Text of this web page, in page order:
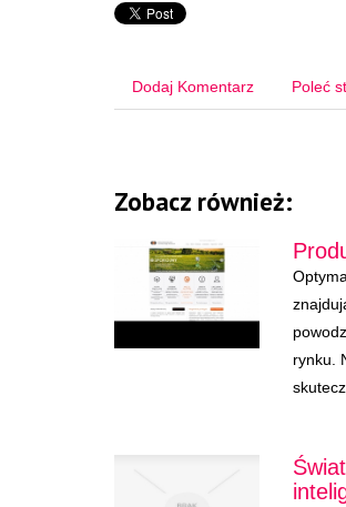
Dodaj Komentarz Poleć
Zobacz również:
rynku.